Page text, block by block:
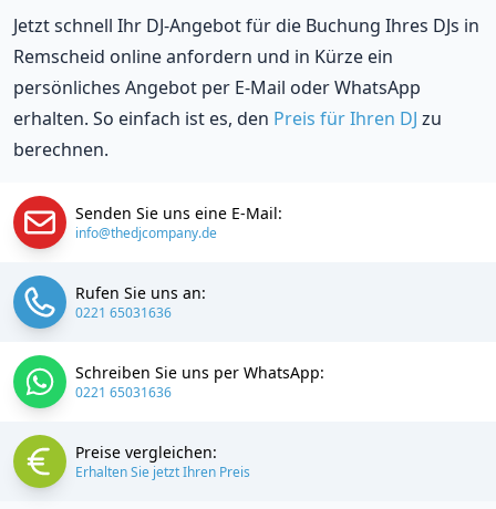
Jetzt schnell Ihr DJ-Angebot für die Buchung Ihres DJs in
Remscheid online anfordern und in Kürze ein
persönliches Angebot per E-Mail oder WhatsApp
erhalten. So einfach ist es, den Preis für Ihren DJ zu
berechnen.
Senden Sie uns eine E-Mail:
info@thedjcompany.de
Rufen Sie uns an:
0221 65031636
Schreiben Sie uns per WhatsApp:
0221 65031636
Preise vergleichen:
Erhalten Sie jetzt Ihren Preis